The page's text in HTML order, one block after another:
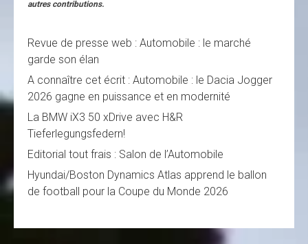
autres contributions.
Revue de presse web : Automobile : le marché
garde son élan
A connaître cet écrit : Automobile : le Dacia Jogger
2026 gagne en puissance et en modernité
La BMW iX3 50 xDrive avec H&R
Tieferlegungsfedern!
Editorial tout frais : Salon de l’Automobile
Hyundai/Boston Dynamics Atlas apprend le ballon
de football pour la Coupe du Monde 2026